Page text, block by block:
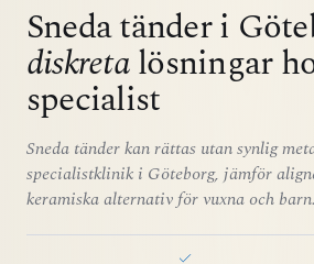
Sneda tänder i
diskretalösningar
specialist
Sneda tänder kan rättas utan synlig
specialistklinik i Göteborg, jämför
keramiska alternativ för vuxna och barn.